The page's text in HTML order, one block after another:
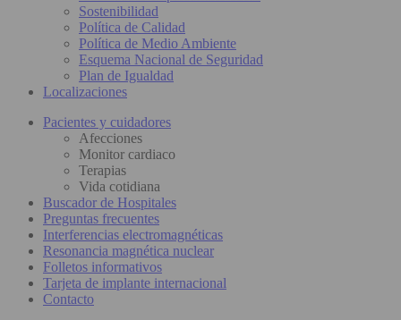
Sostenibilidad
Política de Calidad
Política de Medio Ambiente
Esquema Nacional de Seguridad
Plan de Igualdad
Localizaciones
Pacientes y cuidadores
Afecciones
Monitor cardiaco
Terapias
Vida cotidiana
Buscador de Hospitales
Preguntas frecuentes
Interferencias electromagnéticas
Resonancia magnética nuclear
Folletos informativos
Tarjeta de implante internacional
Contacto